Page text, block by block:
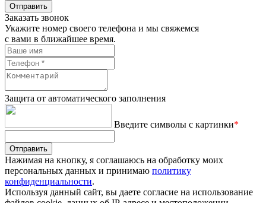
Отправить
Заказать звонок
Укажите номер своего телефона и мы свяжемся
с вами в ближайшее время.
Защита от автоматического заполнения
Введите символы с картинки*
Отправить
Нажимая на кнопку, я соглашаюсь на обработку моих
персональных данных и принимаю политику
конфиденциальности.
Используя данный сайт, вы даете согласие на использование